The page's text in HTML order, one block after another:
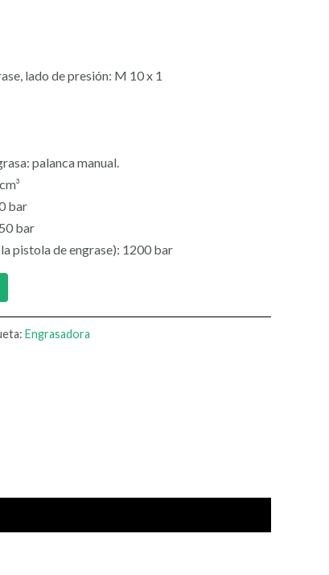
lado de presión: M 10 x 1
palanca manual.
bar
bar
pistola de engrase): 1200 bar
Engrasadora